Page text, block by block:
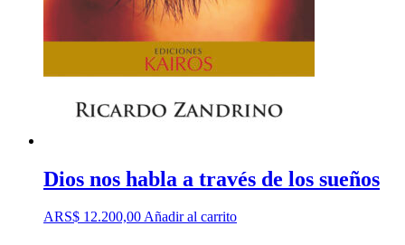
Dios nos habla a través de los sueños
ARS$ 12.200,00Añadir al carrito